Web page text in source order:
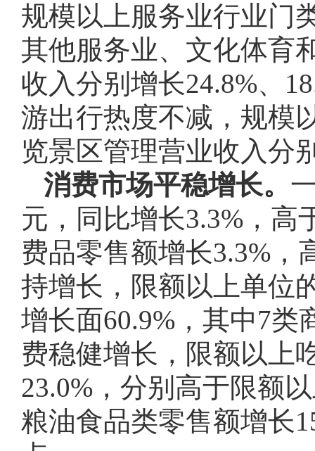
规模以上服务业行业门
其他服务业、文化体育
收入分别增长24.8%、
游出行热度不减，规模
览景区管理营业收入分
消费市场平稳增长。
元，同比增长3.3%，高
费品零售额增长3.3%，
持增长，限额以上单位
增长面60.9%，其中7
费稳健增长，限额以上
23.0%，分别高于限额
粮油食品类零售额增长